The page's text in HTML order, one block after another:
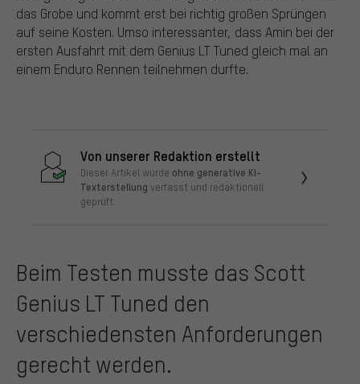
das Grobe und kommt erst bei richtig großen Sprüngen
auf seine Kosten. Umso interessanter, dass Amin bei der
ersten Ausfahrt mit dem Genius LT Tuned gleich mal an
einem Enduro Rennen teilnehmen durfte.
Von unserer Redaktion erstellt
Dieser Artikel wurde ohne generative KI-
Texterstellung verfasst und redaktionell
geprüft.
Beim Testen musste das Scott
Genius LT Tuned den
verschiedensten Anforderungen
gerecht werden.